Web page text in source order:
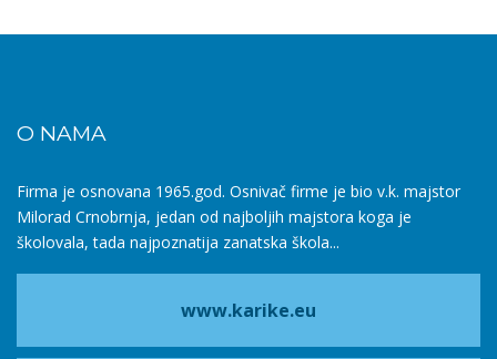
O NAMA
Firma je osnovana 1965.god. Osnivač firme je bio v.k. majstor
Milorad Crnobrnja, jedan od najboljih majstora koga je
školovala, tada najpoznatija zanatska škola...
www.karike.eu